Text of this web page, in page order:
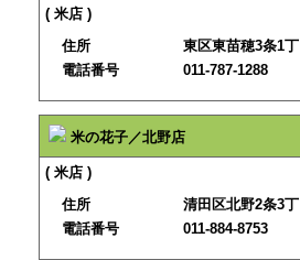
( 米店 )
住所
東区東苗穂3条1
電話番号
011-787-1288
米の花子／北野店
( 米店 )
住所
清田区北野2条3
電話番号
011-884-8753